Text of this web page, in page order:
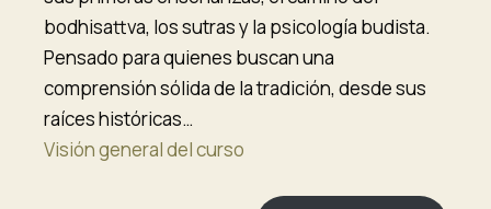
bodhisattva, los sutras y la psicología budista.
Pensado para quienes buscan una
comprensión sólida de la tradición, desde sus
raíces históricas…
Visión general del curso